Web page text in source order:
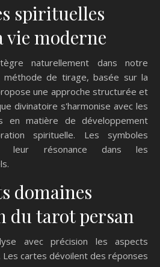
spirituelles
vie moderne
naturellement dans notre
méthode de tirage, basée sur la
une approche structurée et
divinatoire s'harmonise avec les
en matière de développement
spirituelle. Les symboles
leur résonance dans les
domaines
du tarot persan
avec précision les aspects
Les cartes dévoilent des réponses